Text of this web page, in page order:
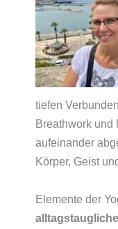
tiefen
Breathwork und
aufeinander
Körper, Geist
Elemente der